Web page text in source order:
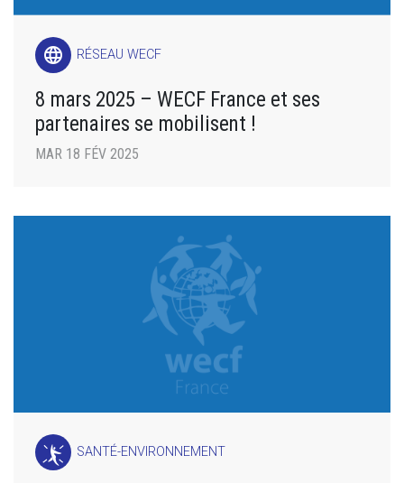
language RÉSEAU WECF
8 mars 2025 – WECF France et ses
partenaires se mobilisent !
MAR 18 FÉV 2025
SANTÉ-ENVIRONNEMENT